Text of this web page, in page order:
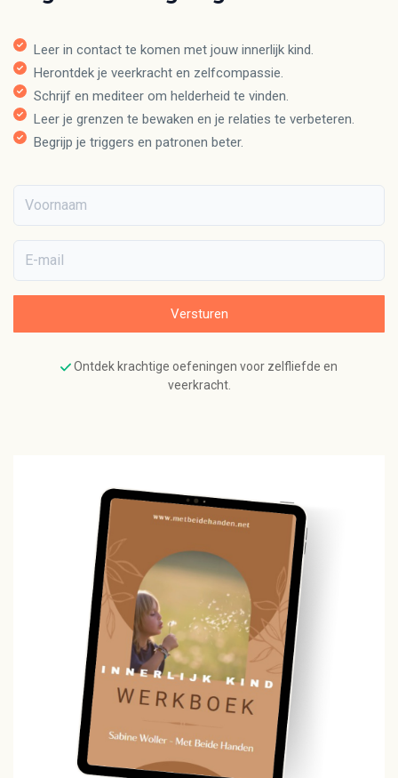
Leer in contact te komen met jouw innerlijk kind.
Herontdek je veerkracht en zelfcompassie.
Schrijf en mediteer om helderheid te vinden.
Leer je grenzen te bewaken en je relaties te verbeteren.
Begrijp je triggers en patronen beter.
Voornaam
E-mail
Versturen
Ontdek krachtige oefeningen voor zelfliefde en
veerkracht.